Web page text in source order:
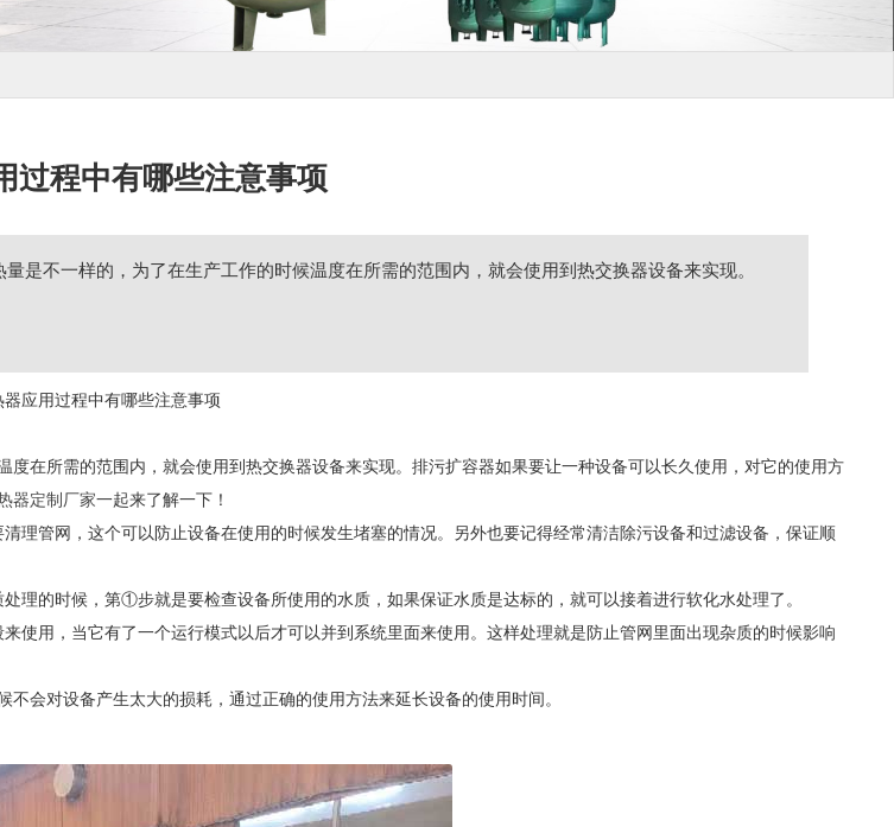
过程中有哪些注意事项
是不一样的，为了在生产工作的时候温度在所需的范围内，就会使用到热交换器设备来实现。
器应用过程中有哪些注意事项
在所需的范围内，就会使用到热交换器设备来实现。排污扩容器如果要让一种设备可以长久使用，对它的使用方
器定制厂家一起来了解一下！
理管网，这个可以防止设备在使用的时候发生堵塞的情况。另外也要记得经常清洁除污设备和过滤设备，保证顺
理的时候，第①步就是要检查设备所使用的水质，如果保证水质是达标的，就可以接着进行软化水处理了。
使用，当它有了一个运行模式以后才可以并到系统里面来使用。这样处理就是防止管网里面出现杂质的时候影响
会对设备产生太大的损耗，通过正确的使用方法来延长设备的使用时间。